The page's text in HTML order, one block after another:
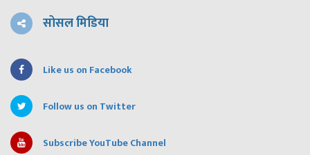
सोसल मिडिया
Like us on Facebook
Follow us on Twitter
Subscribe YouTube Channel